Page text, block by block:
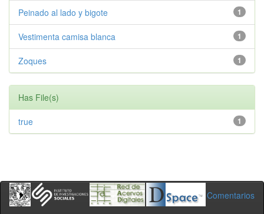
1
Peinado al lado y bigote
1
Vestimenta camisa blanca
1
Zoques
Has File(s)
1
true
Comentarios